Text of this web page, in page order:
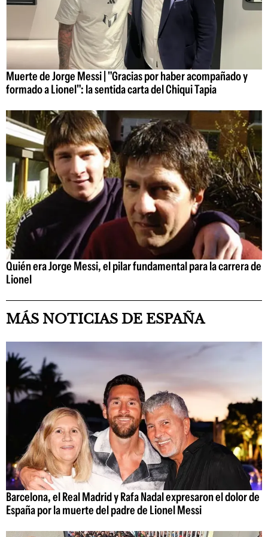
Muerte de Jorge Messi | "Gracias por haber acompañado y
formado a Lionel": la sentida carta del Chiqui Tapia
Quién era Jorge Messi, el pilar fundamental para la carrera de
Lionel
MÁS NOTICIAS DE ESPAÑA
Barcelona, el Real Madrid y Rafa Nadal expresaron el dolor de
España por la muerte del padre de Lionel Messi